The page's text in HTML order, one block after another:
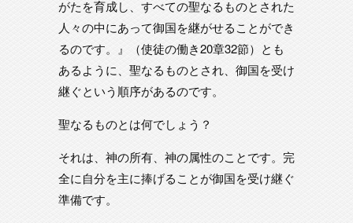
がたを育成し、すべての聖なるものとされた
人々の中にあって御国を継がせることができ
るのです。』（使徒の働き20章32節）とも
あるように、聖なるものとされ、御国を受け
継ぐという順序があるのです。
聖なるものとは何でしょう？
それは、神の所有、神の属性のことです。完
全に自分を主に捧げることが御国を受け継ぐ
準備です。